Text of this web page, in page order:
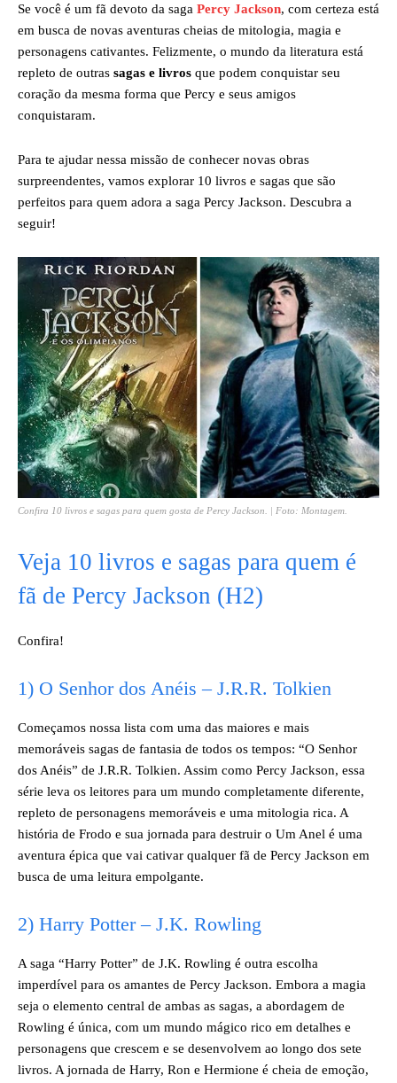
Se você é um fã devoto da saga Percy Jackson, com certeza está
em busca de novas aventuras cheias de mitologia, magia e
personagens cativantes. Felizmente, o mundo da literatura está
repleto de outras sagas e livros que podem conquistar seu
coração da mesma forma que Percy e seus amigos
conquistaram.
Para te ajudar nessa missão de conhecer novas obras
surpreendentes, vamos explorar 10 livros e sagas que são
perfeitos para quem adora a saga Percy Jackson. Descubra a
seguir!
Confira 10 livros e sagas para quem gosta de Percy Jackson. | Foto: Montagem.
Veja 10 livros e sagas para quem é
fã de Percy Jackson (H2)
Confira!
1) O Senhor dos Anéis – J.R.R. Tolkien
Começamos nossa lista com uma das maiores e mais
memoráveis sagas de fantasia de todos os tempos: “O Senhor
dos Anéis” de J.R.R. Tolkien. Assim como Percy Jackson, essa
série leva os leitores para um mundo completamente diferente,
repleto de personagens memoráveis e uma mitologia rica. A
história de Frodo e sua jornada para destruir o Um Anel é uma
aventura épica que vai cativar qualquer fã de Percy Jackson em
busca de uma leitura empolgante.
2) Harry Potter – J.K. Rowling
A saga “Harry Potter” de J.K. Rowling é outra escolha
imperdível para os amantes de Percy Jackson. Embora a magia
seja o elemento central de ambas as sagas, a abordagem de
Rowling é única, com um mundo mágico rico em detalhes e
personagens que crescem e se desenvolvem ao longo dos sete
livros. A jornada de Harry, Ron e Hermione é cheia de emoção,